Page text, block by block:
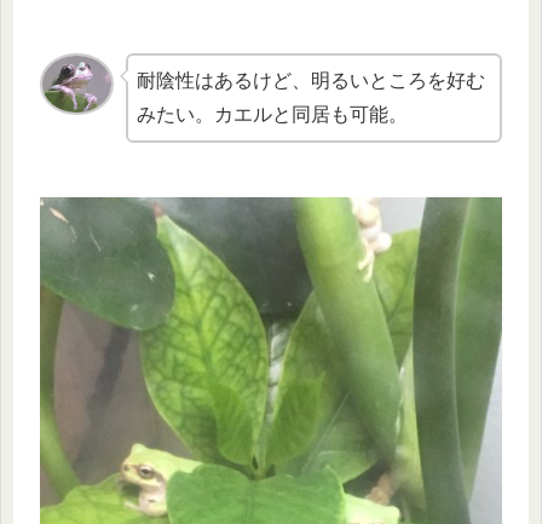
耐陰性はあるけど、明るいところを好む
みたい。カエルと同居も可能。